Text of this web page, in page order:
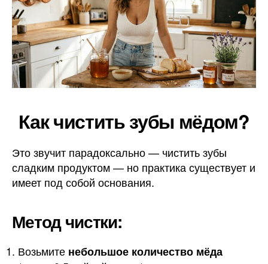
Как чистить зубы мёдом?
Это звучит парадоксально — чистить зубы
сладким продуктом — но практика существует и
имеет под собой основания.
Метод чистки:
Возьмите небольшое количество мёда